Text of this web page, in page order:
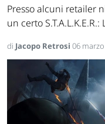
Presso alcuni retailer
un certo
di Jacopo Retrosi 06